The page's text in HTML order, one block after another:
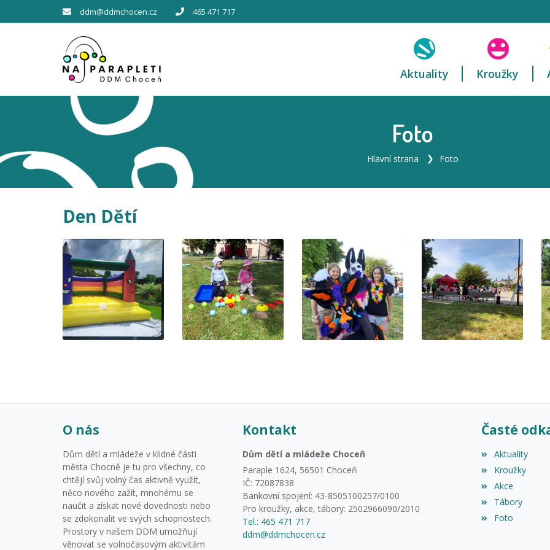
ddm@ddmchocen.cz 465 471 717
Aktuality Kroužky
Foto
Hlavní strana Foto
Den Dětí
O nás
Dům dětí a mládeže v klidné části
města Chocně je tu pro všechny, co
chtějí svůj volný čas aktivně využít,
něco nového zažít, mnohému se
naučit a získat nové dovednosti nebo
se zdokonalit ve svých schopnostech.
Prostory v našem DDM umožňují
věnovat se volnočasovým aktivitám
Kontakt
Dům dětí a mládeže Choceň
Paraple 1624, 56501 Choceň
IČ: 72087838
Bankovní spojení: 43-8505100257/0100
Pro kroužky, akce, tábory: 2502966090/2010
Tel.: 465 471 717
ddm@ddmchocen.cz
Časté
Aktuality
Kroužky
Akce
Tábory
Foto